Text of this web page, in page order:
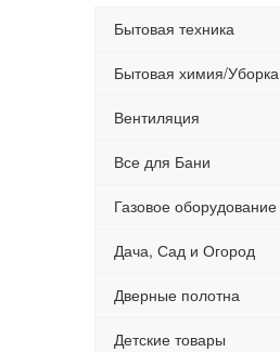
Бытовая техника
Бытовая химия/Уборка
Вентиляция
Все для Бани
Газовое оборудование
Дача, Сад и Огород
Дверные полотна
Детские товары